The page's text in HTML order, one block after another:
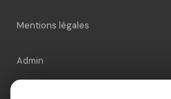
Mentions légales
Admin